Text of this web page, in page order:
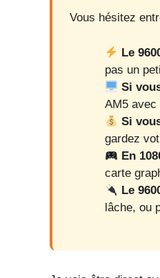
Vous hésitez
Le
pas un
Si
AM5 avec
Si
gardez
En
carte
Le
lâche, ou